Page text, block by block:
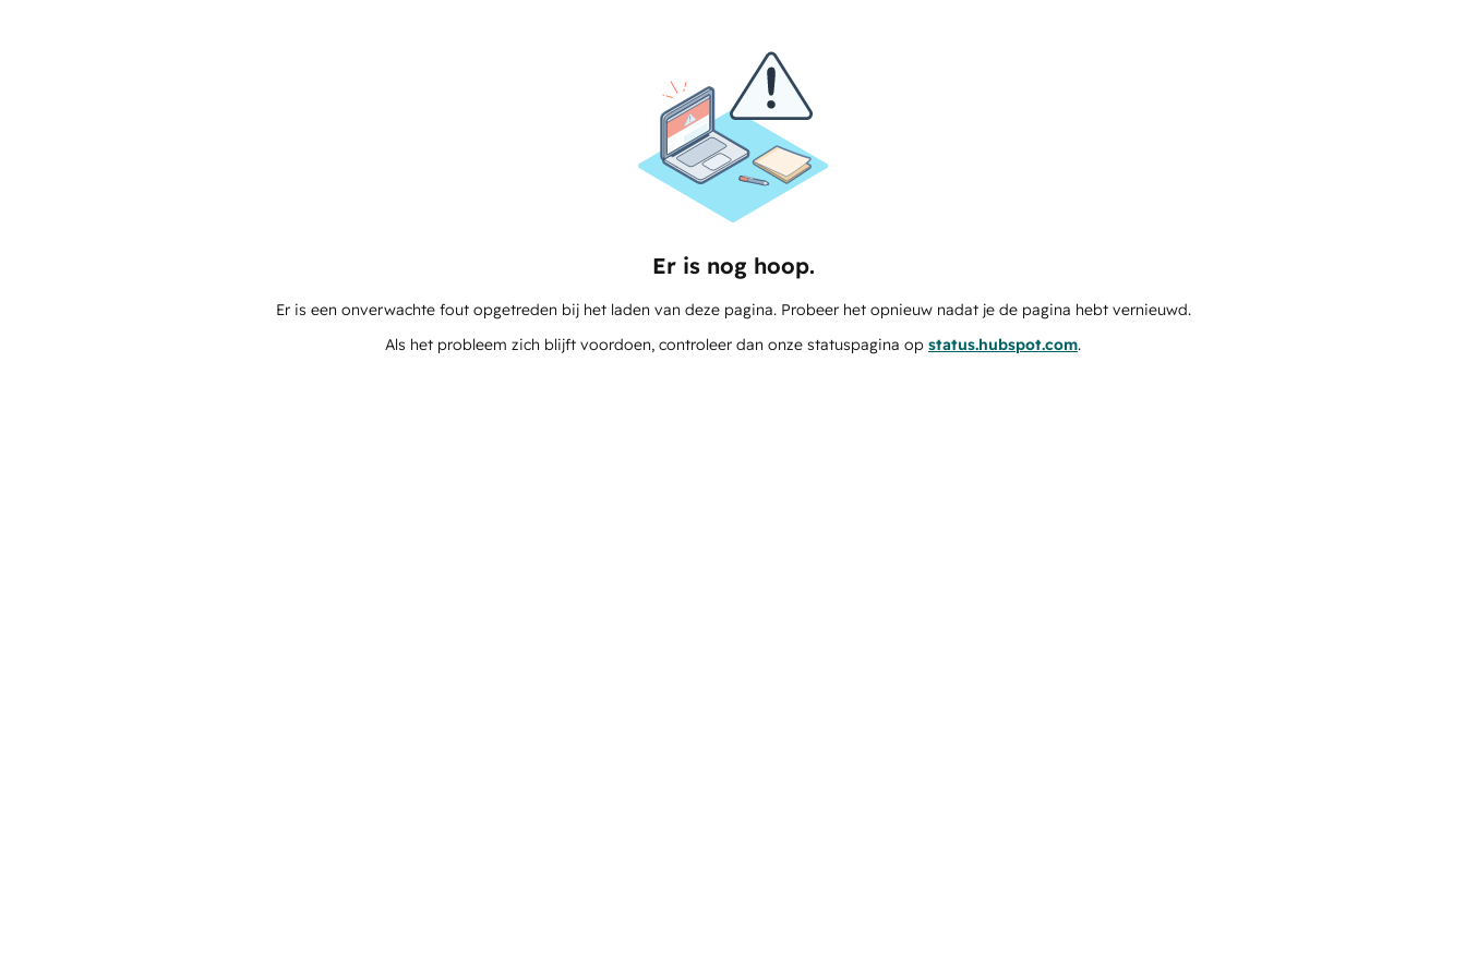
Er is nog hoop.
Er is een onverwachte fout opgetreden bij het laden van deze pagina. Probeer het opnieuw nadat je de pagina hebt vernieuwd.
Als het probleem zich blijft voordoen, controleer dan onze statuspagina op status.hubspot.com.